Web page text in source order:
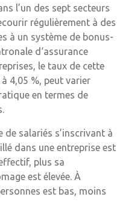
l’un des sept secteurs
régulièrement à des
à un système de bonus-
d‘assurance
le taux de cette
4,05 %, peut varier
en termes de
de salariés s’inscrivant à
dans une entreprise est
plus sa
est élevée. À
est bas, moins